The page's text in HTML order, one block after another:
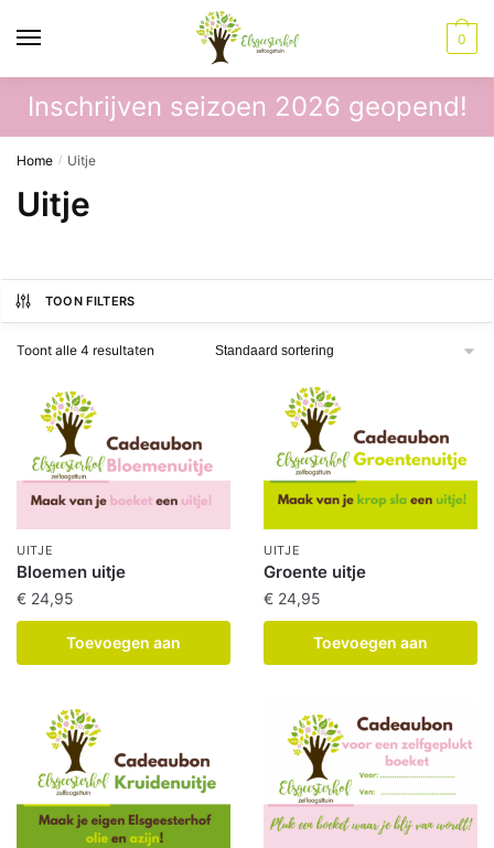
0
Inschrijven seizoen 2026 geopend!
Home / Uitje
Uitje
TOON FILTERS
Toont alle 4 resultaten
UITJE
Bloemen uitje
€ 24,95
Toevoegen aan
UITJE
Groente uitje
€ 24,95
Toevoegen aan